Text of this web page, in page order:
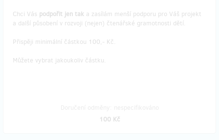
Chci Vás podpořit jen tak a zasílám menší podporu pro Váš projekt
a další působení v rozvoji (nejen) čtenářské gramotnosti dětí.
Přispěji minimální částkou 100,- Kč.
Můžete vybrat jakoukoliv částku.
100 Kč